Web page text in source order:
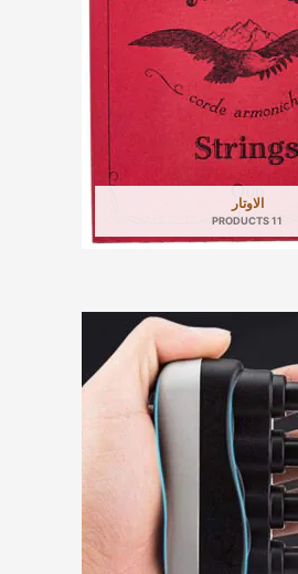
الاوتار
11 PRODUCTS